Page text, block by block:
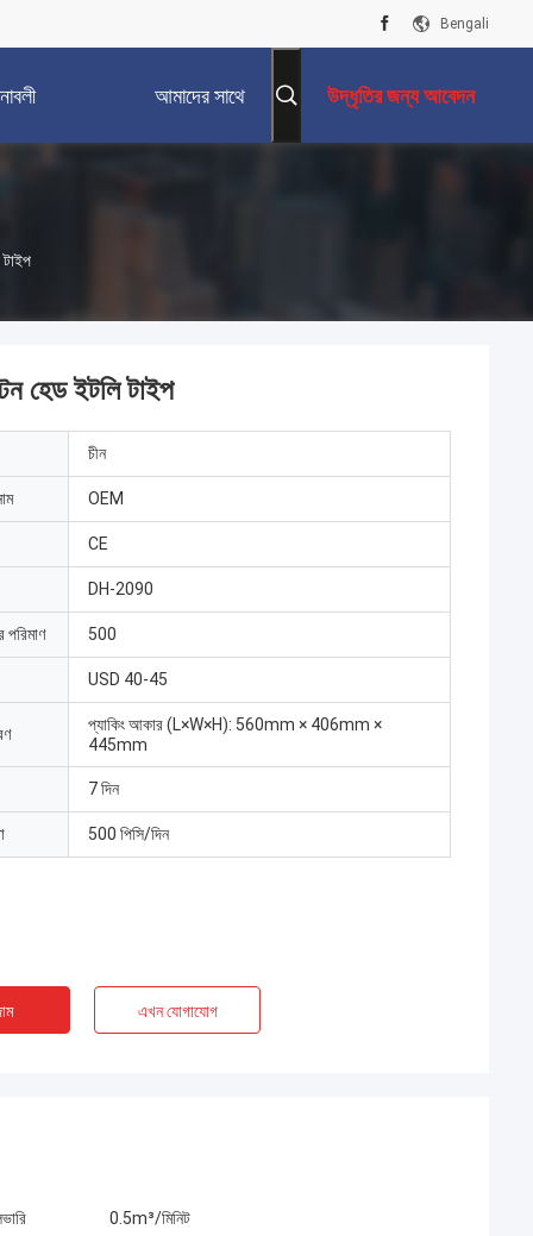
Bengali
আমাদের সাথে উদ্ধৃতির জন্য আবেদন
টাইপ
হেড ইটলি টাইপ
চীন
OEM
CE
DH-2090
পরিমাণ 500
USD 40-45
প্যাকিং আকার (L×W×H): 560mm × 406mm ×
445mm
7 দিন
500 পিসি/দিন
এখন যোগাযোগ
0.5m³/মিনিট